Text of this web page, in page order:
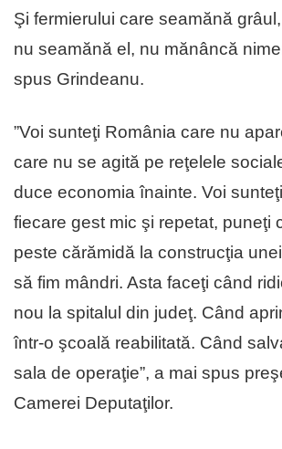
Şi fermierului care seamănă
nu seamănă el, nu mănâncă
spus Grindeanu.
”Voi sunteţi România care nu
care nu se agită pe reţelele
duce economia înainte. Voi
fiecare gest mic şi repetat, puneţi
peste cărămidă la construcţia
să fim mândri. Asta faceţi când
nou la spitalul din judeţ. Când
într-o şcoală reabilitată. Când
sala de operaţie”, a mai spus
Camerei Deputaţilor.